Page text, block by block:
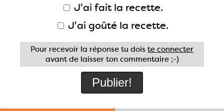
J'ai fait la recette.
J'ai goûté la recette.
Pour recevoir la réponse tu dois te connecter
avant de laisser ton commentaire ;-)